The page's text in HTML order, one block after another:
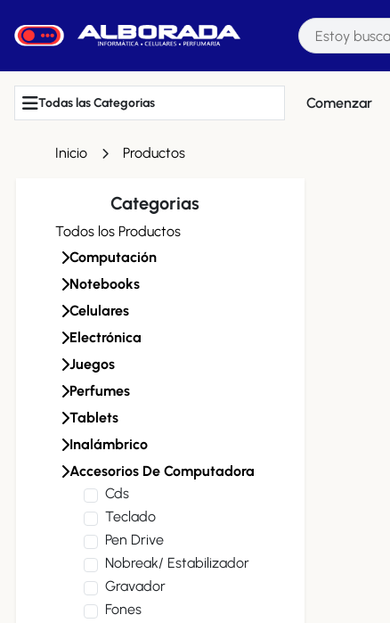
Todas las Categorias Comenzar
Inicio Productos
Categorias
Todos los Productos
Computación
Notebooks
Celulares
Electrónica
Juegos
Perfumes
Tablets
Inalámbrico
Accesorios De Computadora
Cds
Teclado
Pen Drive
Nobreak/ Estabilizador
Gravador
Fones